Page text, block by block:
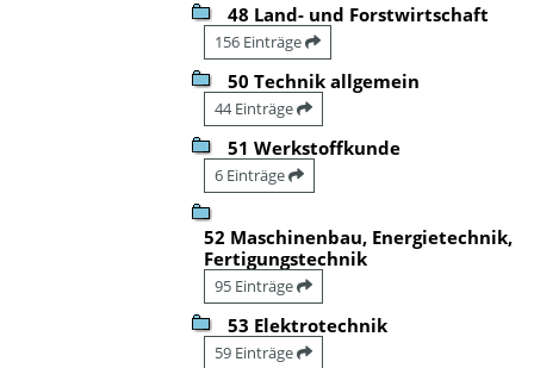
48 Land- und Forstwirtschaft
156 Einträge
50 Technik allgemein
44 Einträge
51 Werkstoffkunde
6 Einträge
52 Maschinenbau, Energietechnik,
Fertigungstechnik
95 Einträge
53 Elektrotechnik
59 Einträge